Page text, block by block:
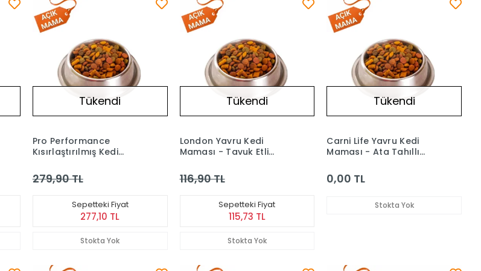
Tükendi
Pro Performance
Kısırlaştırılmış Kedi
Somonlu (Açık) 1 kg
279,90 TL
Sepetteki Fiyat
277,10 TL
Stokta Yok
Tükendi
London Yavru Kedi
Maması - Tavuk Etli
116,90 TL
Sepetteki Fiyat
115,73 TL
Stokta Yok
Tükendi
Carni Life Yavru Kedi
Maması - Ata Tahıllı
(Açık) 1 kg
0,00 TL
Stokta Yok